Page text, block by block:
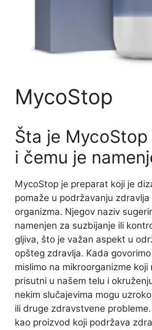
MycoStop
Šta je MycoStop
i čemu je
MycoStop je preparat koji je
pomaže u podržavanju
organizma. Njegov naziv
namenjen za suzbijanje ili
gljiva, što je važan aspekt u
opšteg zdravlja. Kada
mislimo na mikroorganizme koji
prisutni u našem telu i
nekim slučajevima mogu
ili druge zdravstvene
kao proizvod koji podržava